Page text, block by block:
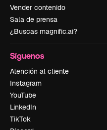
Vender contenido
Sala de prensa
¿Buscas magnific.ai?
Síguenos
Atención al cliente
Instagram
YouTube
LinkedIn
TikTok